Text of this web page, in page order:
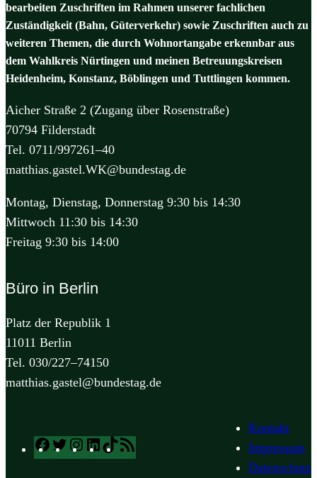
bearbeiten Zuschriften im Rahmen unserer fachlichen
Zuständigkeit (Bahn, Güterverkehr) sowie Zuschriften auch zu
weiteren Themen, die durch Wohnortangabe erkennbar aus
dem Wahlkreis Nürtingen und meinen Betreuungskreisen
Heidenheim, Konstanz, Böblingen und Tuttlingen kommen.
Aicher Straße 2 (Zugang über Rosenstraße)
70794 Filderstadt
Tel. 0711/997261–40
matthias.gastel.WK@bundestag.de
Montag, Dienstag, Donnerstag 9:30 bis 14:30
Mittwoch 11:30 bis 14:30
Freitag 9:30 bis 14:00
Büro in Berlin
Platz der Republik 1
11011 Berlin
Tel. 030/227–74150
matthias.gastel@bundestag.de
Facebook
TwitterInstagram
LinkedIn
TikTok
Kontakt
Impressum
Datenschutz